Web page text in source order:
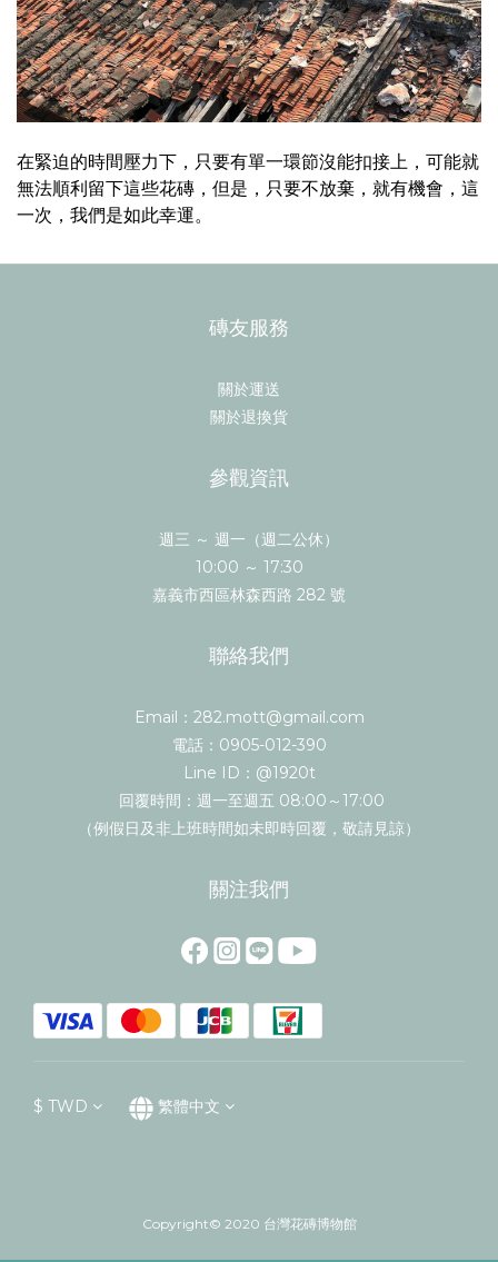
在緊迫的時間壓力下，只要有單一環節沒能扣接上，可能就
無法順利留下這些花磚，但是，只要不放棄，就有機會，這
一次，我們是如此幸運。
磚友服務
關於運送
關於退換貨
參觀資訊
週三 ～ 週一（週二公休）
10:00 ～ 17:30
嘉義市西區林森西路 282 號
聯絡我們
Email：282.mott@gmail.com
電話：0905-012-390
Line ID：@1920t
回覆時間：週一至週五 08:00～17:00
（例假日及非上班時間如未即時回覆，敬請見諒）
關注我們
$ TWD 繁體中文
Copyright© 2020 台灣花磚博物館